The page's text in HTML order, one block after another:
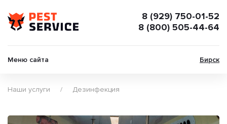
8 (929) 750-01-52
8 (800) 505-44-64
Меню сайта Бирск
Наши услуги Дезинфекция